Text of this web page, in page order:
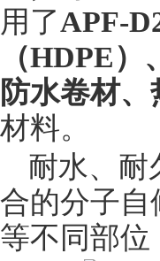
用了APF-
（HDPE
防水卷材
材料。
耐水、耐
合的分子自
等不同部